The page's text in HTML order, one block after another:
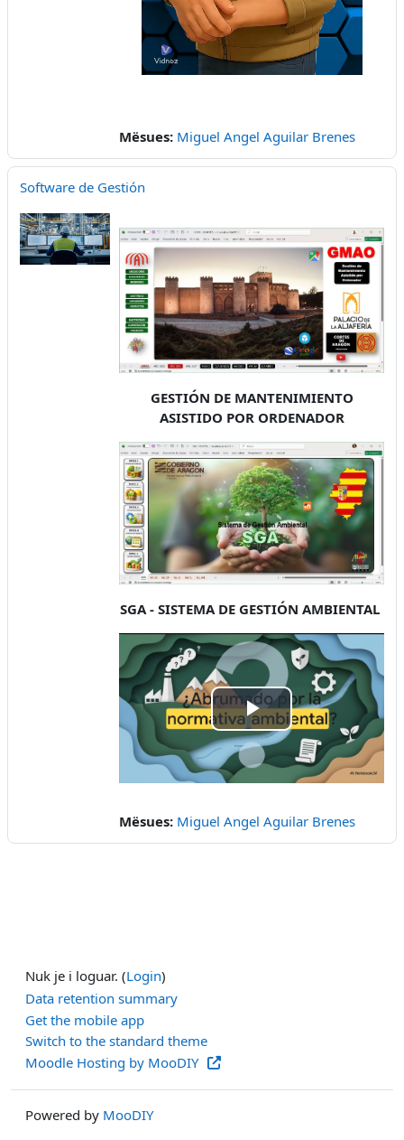
Mësues: Miguel Angel Aguilar Brenes
Software de Gestión
GESTIÓN DE MANTENIMIENTO
ASISTIDO POR ORDENADOR
SGA - SISTEMA DE GESTIÓN AMBIENTAL
Play
Video
Mësues: Miguel Angel Aguilar Brenes
Nuk je i loguar. (Login)
Data retention summary
Get the mobile app
Switch to the standard theme
Moodle Hosting by MooDIY
Powered by MooDIY